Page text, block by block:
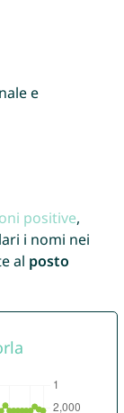
e
positive,
i nomi nei
al posto